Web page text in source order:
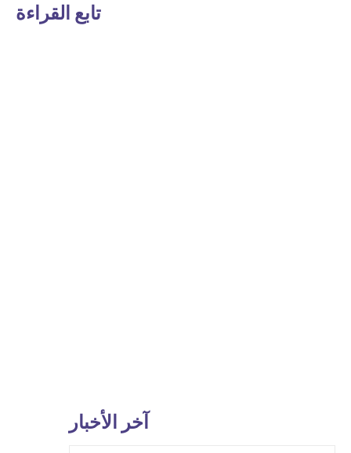
تابع القراءة
آخر الأخبار